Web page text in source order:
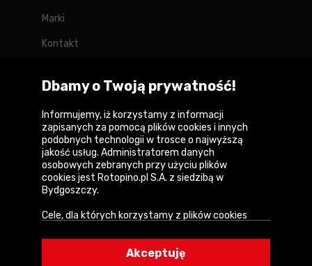
Marki
Kontakt
Forum
Copyright © 2026
Polityka prywatności i zasady korzystania z
serwisu
Informacja o plikach cookies
Dbamy o Twoją prywatność!
Informujemy, iż korzystamy z informacji
zapisanych za pomocą plików cookies i innych
podobnych technologii w trosce o najwyższą
jakość usług. Administratorem danych
osobowych zebranych przy użyciu plików
cookies jest Rotopino.pl S.A. z siedzibą w
Bydgoszczy.
Cele, dla których korzystamy z plików cookies
• Uwierzytelnienie użytkowników w serwisie,
Akceptuję